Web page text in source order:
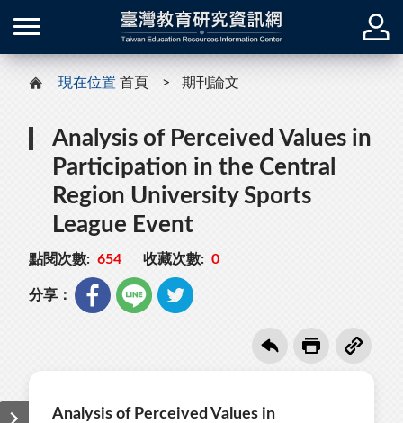
現在位置 首頁 期刊論文
Analysis of Perceived Values in
Participation in the Central
Region University Sports
League Event
點閱次數: 654 收藏次數: 0
分享：
Analysis of Perceived Values in